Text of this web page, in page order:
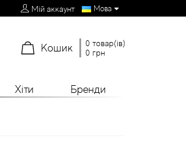
Мій аккаунт Мова
Кошик
0 товар(ів)
0 грн
Хіти Бренди